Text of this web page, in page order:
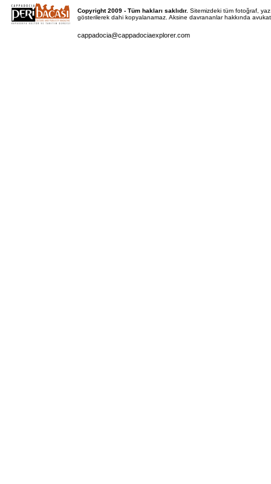
Copyright 2009 - Tüm hakları saklıdır. Sitemizdeki tüm fotoğraf,
gösterilerek dahi kopyalanamaz. Aksine davrananlar hakkında
cappadocia@cappadociaexplorer.com